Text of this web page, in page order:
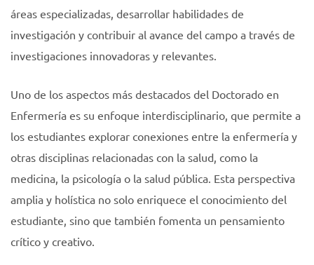
áreas especializadas, desarrollar habilidades de
investigación y contribuir al avance del campo a través de
investigaciones innovadoras y relevantes.
Uno de los aspectos más destacados del Doctorado en
Enfermería es su enfoque interdisciplinario, que permite a
los estudiantes explorar conexiones entre la enfermería y
otras disciplinas relacionadas con la salud, como la
medicina, la psicología o la salud pública. Esta perspectiva
amplia y holística no solo enriquece el conocimiento del
estudiante, sino que también fomenta un pensamiento
crítico y creativo.